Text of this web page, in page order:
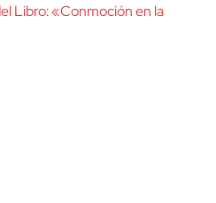
Libro: «Conmoción en la